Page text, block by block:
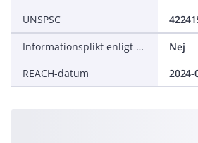
UNSPSC
Informationsplikt enligt REACH
Nej
REACH-datum
2024-